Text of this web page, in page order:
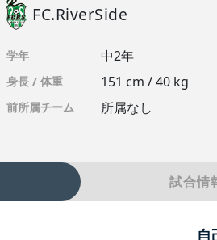
FC.RiverSide
学年 中2年
身長 / 体重 151 cm / 40 kg
前所属チーム 所属なし
試合情
自